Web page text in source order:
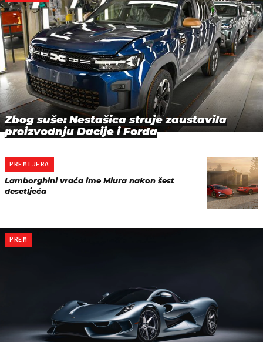
Zbog suše: Nestašica struje zaustavila
proizvodnju Dacije i Forda
PREMIJERA
Lamborghini vraća ime Miura nakon šest
desetljeća
PREM